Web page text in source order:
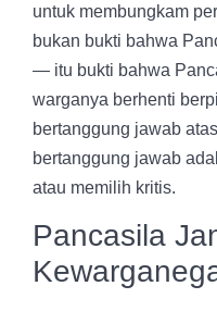
untuk membungkam
bukan bukti bahwa
— itu bukti bahwa
warganya berhenti
bertanggung jawab
bertanggung jawab
atau memilih kritis.
Pancasila